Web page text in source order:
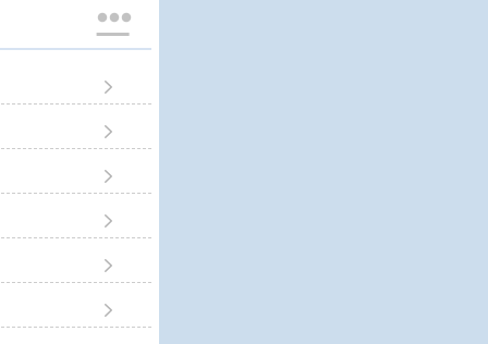






